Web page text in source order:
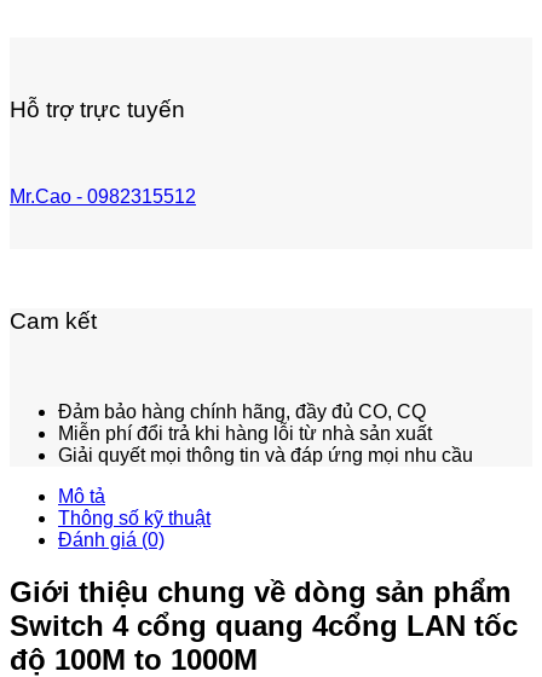
Hỗ trợ trực tuyến
Mr.Cao - 0982315512
Cam kết
Đảm bảo hàng chính hãng, đầy đủ CO, CQ
Miễn phí đổi trả khi hàng lỗi từ nhà sản xuất
Giải quyết mọi thông tin và đáp ứng mọi nhu cầu
Mô tả
Thông số kỹ thuật
Đánh giá (0)
Giới thiệu chung về dòng sản phẩm
Switch 4 cổng quang 4cổng LAN tốc
độ 100M to 1000M